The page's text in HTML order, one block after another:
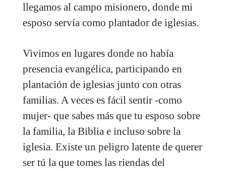
llegamos al campo misionero, donde mi
esposo servía como plantador de iglesias.
Vivimos en lugares donde no había
presencia evangélica, participando en
plantación de iglesias junto con otras
familias. A veces es fácil sentir -como
mujer- que sabes más que tu esposo sobre
la familia, la Biblia e incluso sobre la
iglesia. Existe un peligro latente de querer
ser tú la que tomes las riendas del